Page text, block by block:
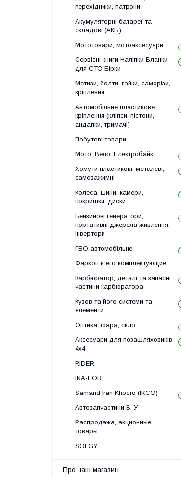
перехідники, патрони
Акумуляторні батареї та
складові (АКБ)
Мототовари, мотоаксесуари
Сервісні книги Наліпки Бланки
для СТО Бірки
Метизи, болти, гайки, саморізи,
кріплення
Автомобільне пластикове
кріплення (кліпси, пістони,
андапки, тримачі)
Побутові товари
Мото, Вело, Електробайк
Хомути пластикові, металеві,
самозажимні
Колеса, шини, камери,
покришки, диски
Бензинові генератори,
портативні джерела живлення,
інвертори
ГБО автомобільне
Фаркоп и его комплектующие
Карбюратор, деталі та запасні
частини карбюратора
Кузов та його системи та
елементи
Оптика, фара, скло
Аксесуари для позашляховиків
4х4
RIDER
INA-FOR
Samand Iran Khodro (IKCO)
Автозапчастини Б. У
Распродажа, акционные
товары
SOLGY
Про наш магазин